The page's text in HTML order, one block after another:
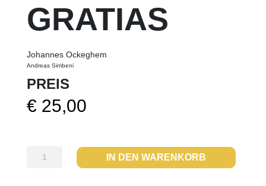
GRATIAS
Johannes Ockeghem
Andreas Simbeni
PREIS
€25,00
IN DEN WARENKORB